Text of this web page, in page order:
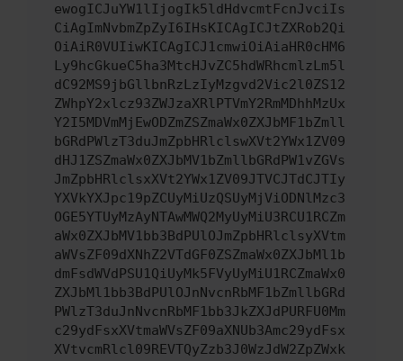
ewogICJuYW1lIjogIk5ldHdvcmtFcnJvciIs
CiAgImNvbmZpZyI6IHsKICAgICJtZXRob2Qi
OiAiR0VUIiwKICAgICJ1cmwiOiAiaHR0cHM6
Ly9hcGkueC5ha3MtcHJvZC5hdWRhcmlzLm5l
dC92MS9jbGllbnRzLzIyMzgvd2Vic2l0ZS12
ZWhpY2xlcz93ZWJzaXRlPTVmY2RmMDhhMzUx
Y2I5MDVmMjEwODZmZSZmaWx0ZXJbMF1bZmll
bGRdPWlzT3duJmZpbHRlclswXVt2YWx1ZV09
dHJ1ZSZmaWx0ZXJbMV1bZmllbGRdPW1vZGVs
JmZpbHRlclsxXVt2YWx1ZV09JTVCJTdCJTIy
YXVkYXJpc19pZCUyMiUzQSUyMjViODNlMzc3
OGE5YTUyMzAyNTAwMWQ2MyUyMiU3RCU1RCZm
aWx0ZXJbMV1bb3BdPUlOJmZpbHRlclsyXVtm
aWVsZF09dXNhZ2VTdGF0ZSZmaWx0ZXJbMl1b
dmFsdWVdPSU1QiUyMk5FVyUyMiU1RCZmaWx0
ZXJbMl1bb3BdPUlOJnNvcnRbMF1bZmllbGRd
PWlzT3duJnNvcnRbMF1bb3JkZXJdPURFU0Mm
c29ydFsxXVtmaWVsZF09aXNUb3Amc29ydFsx
XVtvcmRlcl09REVTQyZzb3J0WzJdW2ZpZWxk